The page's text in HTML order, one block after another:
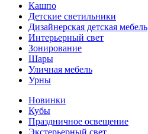
Кашпо
Детские светильники
Дизайнерская детская мебель
Интерьерный свет
Зонирование
Шары
Уличная мебель
Урны
Новинки
Кубы
Праздничное освещение
Экстерьерный свет